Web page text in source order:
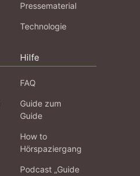
Pressematerial
Technologie
Hilfe
FAQ
Guide zum
Guide
How to
Hörspaziergang
Podcast „Guide